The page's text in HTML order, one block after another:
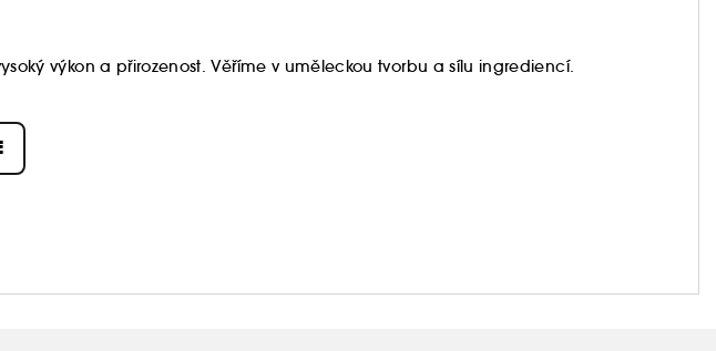
výkon a přirozenost. Věříme v uměleckou tvorbu a sílu ingrediencí.